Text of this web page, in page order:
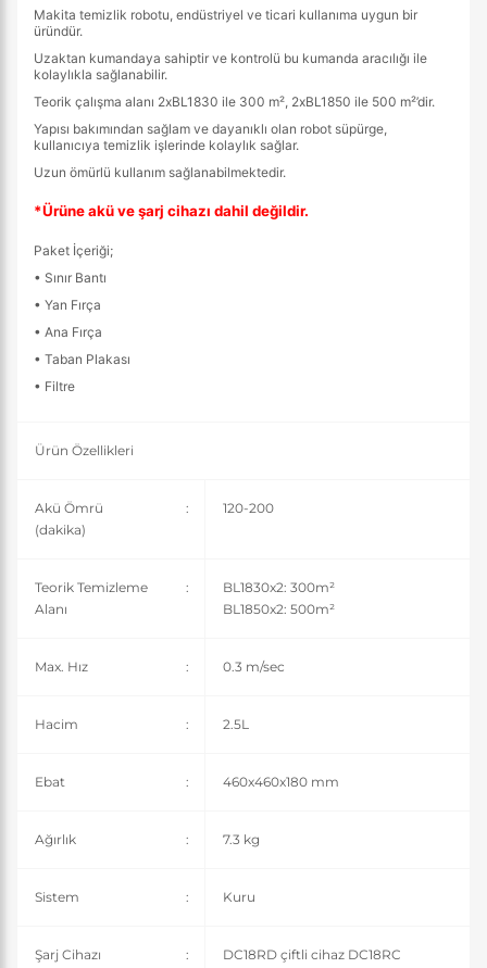
Makita temizlik robotu, endüstriyel ve ticari kullanıma uygun bir
üründür.
Uzaktan kumandaya sahiptir ve kontrolü bu kumanda aracılığı ile
kolaylıkla sağlanabilir.
Teorik çalışma alanı 2xBL1830 ile 300 m², 2xBL1850 ile 500 m²’dir.
Yapısı bakımından sağlam ve dayanıklı olan robot süpürge,
kullanıcıya temizlik işlerinde kolaylık sağlar.
Uzun ömürlü kullanım sağlanabilmektedir.
*Ürüne akü ve şarj cihazı dahil değildir.
Paket İçeriği;
• Sınır Bantı
• Yan Fırça
• Ana Fırça
• Taban Plakası
• Filtre
Ürün Özellikleri
Akü Ömrü
(dakika)
: 120-200
Teorik Temizleme
Alanı
:
BL1830x2: 300m²
BL1850x2: 500m²
Max. Hız : 0.3 m/sec
Hacim : 2.5L
Ebat : 460x460x180 mm
Ağırlık : 7.3 kg
Sistem : Kuru
Şarj Cihazı : DC18RD çiftli cihaz DC18RC